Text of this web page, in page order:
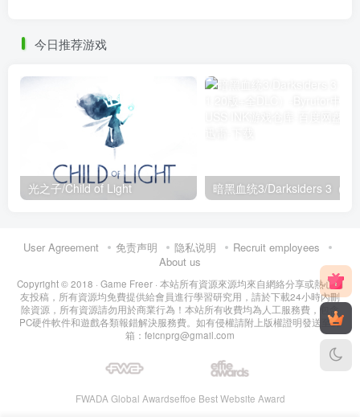
今日推荐游戏
光之子/Child of Light
User Agreement 免责声明 隐私说明
Recruit employees
About us
Copyright © 2018 · Game Freer · 本站所有資源來源均來自網絡分享或熱心網
友投稿，所有資源均免費提供給會員進行學習研究用，請於下載24小時內刪
除資源，所有資源請勿用於商業行為！本站所有收費均為人工服務費，包含
PC硬件軟件和遊戲各類報錯解決服務費。如有侵權請附上版權證明發送至郵
箱：feicnprg@gmail.com
FWADA Global Awardseffoe Best Website Award